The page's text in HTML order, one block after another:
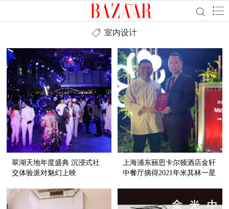
室内设计
翠湖天地年度盛典 沉浸式社
交体验派对魅幻上映
上海浦东丽思卡尔顿酒店金轩
中餐厅摘得2021年米其林一星